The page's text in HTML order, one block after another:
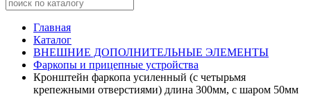
Главная
Каталог
ВНЕШНИЕ ДОПОЛНИТЕЛЬНЫЕ ЭЛЕМЕНТЫ
Фаркопы и прицепные устройства
Кронштейн фаркопа усиленный (с четырьмя
крепежными отверстиями) длина 300мм, с шаром 50мм